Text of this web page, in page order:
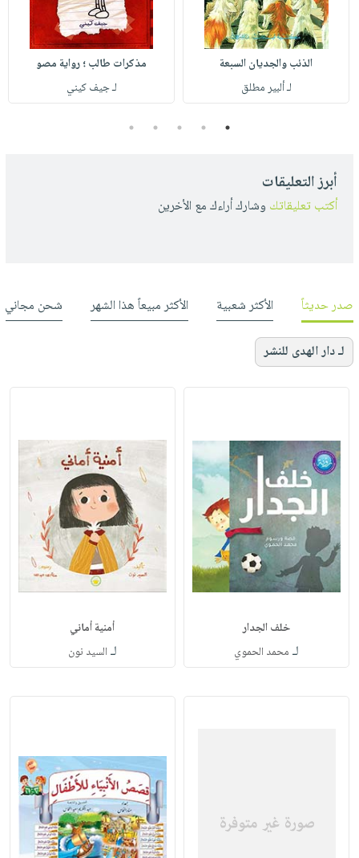
الذئب والجديان السبعة
لـ ألبير مطلق
مذكرات طالب ؛ رواية مصو
لـ جيف كيني
1
2
3
4
5
أبرز التعليقات
أكتب تعليقاتك وشارك أراءك مع الأخرين
صدر حديثاً الأكثر شعبية الأكثر مبيعاً هذا الشهر شحن مجاني
لـ دار الهدى للنشر
خلف الجدار
لـ محمد الحموي
أمنية أماني
لـ السيد نون